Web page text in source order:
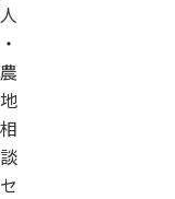
人
・
農
地
相
談
セ